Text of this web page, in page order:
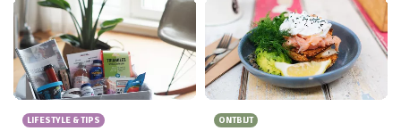
LIFESTYLE & TIPS ONTBIJT